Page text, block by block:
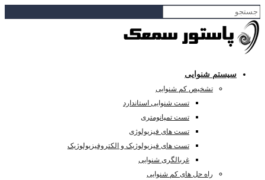
سیستم شنوایی
تشخیص کم شنوایی
تست شنوایی استاندارد
تست تمپانومتری
تست های فیزیولوژی
تست های فیزیولوژیک و الکتروفیزیولوژیک
غربالگری شنوایی
راه حل های کم شنوایی